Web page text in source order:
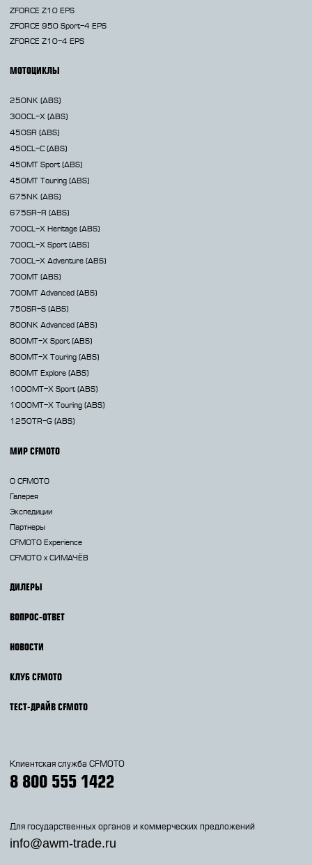
ZFORCE Z10 EPS
ZFORCE 950 Sport-4 EPS
ZFORCE Z10-4 EPS
МОТОЦИКЛЫ
250NK (ABS)
300CL-X (ABS)
450SR (ABS)
450CL-C (ABS)
450MT Sport (ABS)
450MT Touring (ABS)
675NK (ABS)
675SR-R (ABS)
700CL-X Heritage (ABS)
700CL-X Sport (ABS)
700CL-X Adventure (ABS)
700MT (ABS)
700MT Advanced (ABS)
750SR-S (ABS)
800NK Advanced (ABS)
800MT-X Sport (ABS)
800MT-X Touring (ABS)
800MT Explore (ABS)
1000MT-X Sport (ABS)
1000MT-X Touring (ABS)
1250TR-G (ABS)
МИР CFMOTO
О CFMOTO
Галерея
Экспедиции
Партнеры
CFMOTO Experience
CFMOTO х СИМАЧЁВ
ДИЛЕРЫ
ВОПРОС-ОТВЕТ
НОВОСТИ
КЛУБ CFMOTO
ТЕСТ-ДРАЙВ CFMOTO
Клиентская служба CFMOTO
8 800 555 1422
Для государственных органов и коммерческих предложений
info@awm-trade.ru